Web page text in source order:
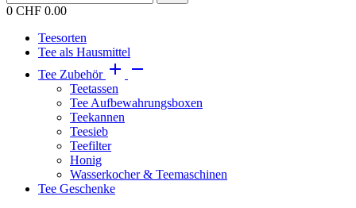
0 CHF 0.00
Teesorten
Tee als Hausmittel
Tee Zubehör  
Teetassen
Tee Aufbewahrungsboxen
Teekannen
Teesieb
Teefilter
Honig
Wasserkocher & Teemaschinen
Tee Geschenke